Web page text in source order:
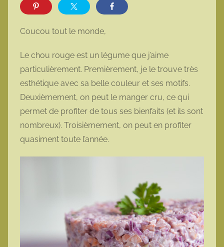
r
a
o
t
t
e
Coucou tout le monde,
Le chou rouge est un légume que j’aime
particulièrement. Premièrement, je le trouve très
esthétique avec sa belle couleur et ses motifs.
Deuxièmement, on peut le manger cru, ce qui
permet de profiter de tous ses bienfaits (et ils sont
nombreux). Troisièmement, on peut en profiter
quasiment toute l’année.